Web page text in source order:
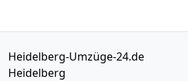
Heidelberg-Umzüge-24.de
Heidelberg